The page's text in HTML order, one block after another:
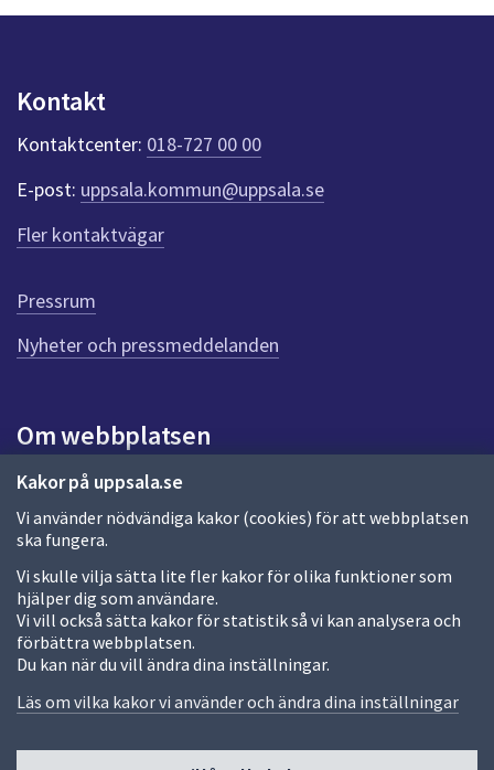
Kakor på uppsala.se
Vi använder nödvändiga kakor (cookies) för att webbplatsen
ska fungera.
Vi skulle vilja sätta lite fler kakor för olika funktioner som
hjälper dig som användare.
Vi vill också sätta kakor för statistik så vi kan analysera och
förbättra webbplatsen.
Du kan när du vill ändra dina inställningar.
Läs om vilka kakor vi använder och ändra dina inställningar
n
k
e
r
f
ö
r
e
n
n
a
d
a
Kontakt
Kontaktcenter: 018-727 00 00
E-post: uppsala.kommun@uppsala.se
Fler kontaktvägar
Pressrum
Nyheter och pressmeddelanden
Om webbplatsen
Om webbplatsen
Allmänna handlingar och diarium
Behandling av personuppgifter
Kakor
Språk (other languages)
Tillgänglighetsredogörelse